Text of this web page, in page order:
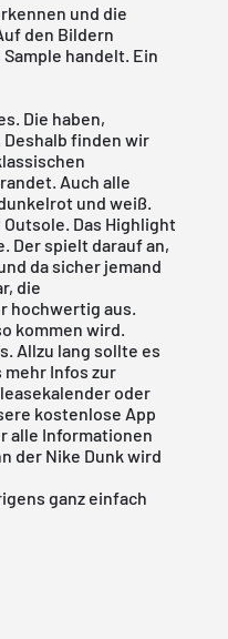
und die
den Bildern
handelt. Ein
. Die haben,
Deshalb finden wir
Auch alle
und weiß.
Das Highlight
Der spielt darauf an,
da sicher jemand
die
hochwertig aus.
kommen wird.
Allzu lang sollte es
mehr Infos zur
oder
kostenlose App
alle Informationen
der Nike Dunk wird
ganz einfach